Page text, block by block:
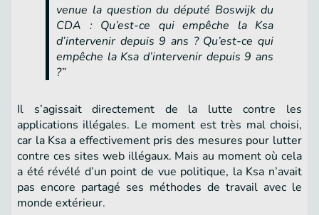
venue la question du député Boswijk du
CDA : Qu’est-ce qui empêche la Ksa
d’intervenir depuis 9 ans ? Qu’est-ce qui
empêche la Ksa d’intervenir depuis 9 ans
?”
Il s’agissait directement de la lutte contre les
applications illégales. Le moment est très mal choisi,
car la Ksa a effectivement pris des mesures pour lutter
contre ces sites web illégaux. Mais au moment où cela
a été révélé d’un point de vue politique, la Ksa n’avait
pas encore partagé ses méthodes de travail avec le
monde extérieur.